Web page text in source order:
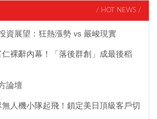
/ HOT NEWS /
資展望：狂熱漲勢 vs 嚴峻現實
裸辭內幕！「落後群創」成最後稻
論壇
人機小隊起飛！鎖定美日頂級客戶切